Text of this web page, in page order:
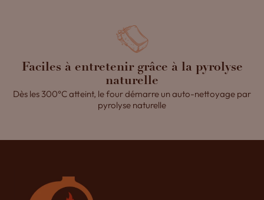
Faciles à entretenir grâce à la pyrolyse
naturelle
Dès les 300°C atteint, le four démarre un auto-nettoyage par
pyrolyse naturelle